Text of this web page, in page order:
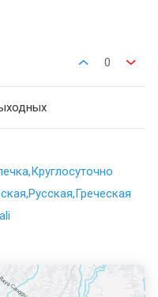
0
Круглосуточно
Русская Греческая